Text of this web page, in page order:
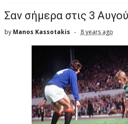
Σαν σήμερα στις 3
by Manos Kassotakis 8 years ago